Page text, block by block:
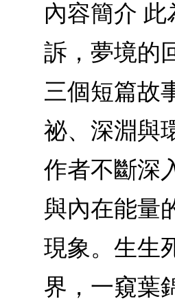
內容簡介
訴，夢境的
三個短篇故
祕、深淵與
作者不斷深
與內在能量
現象。生生
界，一窺葉